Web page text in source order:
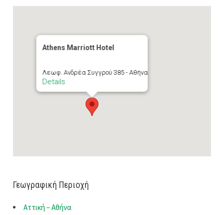
Athens Marriott Hotel
Λεωφ. Ανδρέα Συγγρού 385 - Αθήνα
Details
Γεωγραφική Περιοχή
Αττική – Αθήνα